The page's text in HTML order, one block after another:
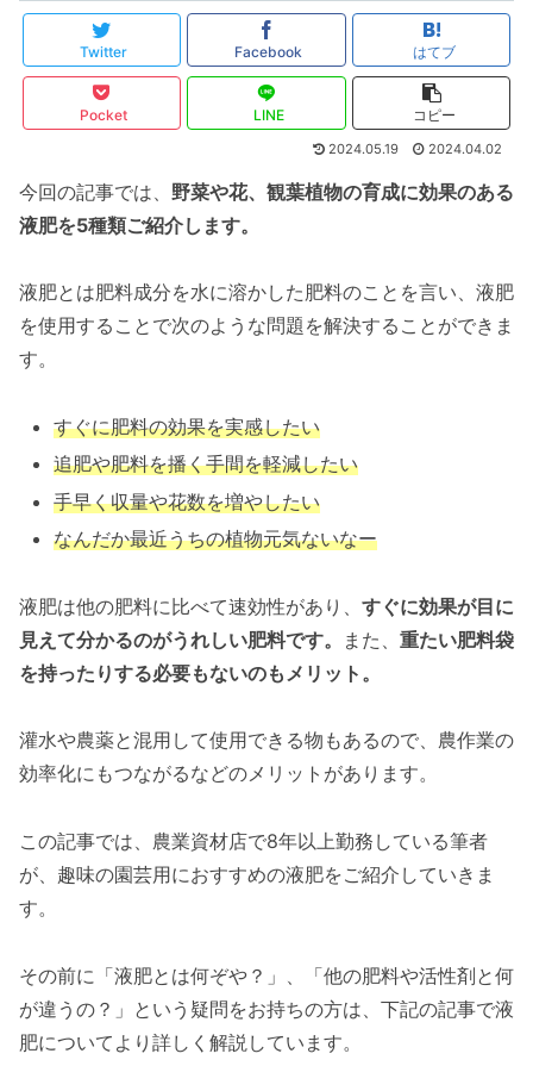
Twitter Facebook はてブ
Pocket LINE コピー
2024.05.19 2024.04.02
今回の記事では、 野菜や花、観葉植物の育成に効果のある
液肥を5種類ご紹介します。
液肥とは肥料成分を水に溶かした肥料のことを言い、液肥
を使用することで次のような問題を解決することができま
す。
すぐに肥料の効果を実感したい
追肥や肥料を播く手間を軽減したい
手早く収量や花数を増やしたい
なんだか最近うちの植物元気ないなー
液肥は他の肥料に比べて速効性があり、 すぐに効果が目に
見えて分かるのがうれしい肥料です。
また、 重たい肥料袋
を持ったりする必要もないのもメリット。
灌水や農薬と混用して使用できる物もあるので、農作業の
効率化にもつながるなどのメリットがあります。
この記事では、農業資材店で8年以上勤務している筆者
が、趣味の園芸用におすすめの液肥をご紹介していきま
す。
その前に「液肥とは何ぞや？」、「他の肥料や活性剤と何
が違うの？」という疑問をお持ちの方は、下記の記事で液
肥についてより詳しく解説しています。